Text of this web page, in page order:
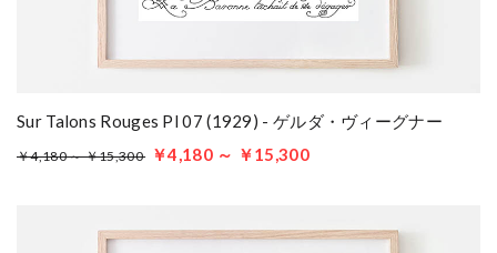
Sur Talons Rouges Pl 07 (1929) - ゲルダ・ヴィーグナー
￥4,180 ～ ￥15,300 ￥4,180 ～ ￥15,300